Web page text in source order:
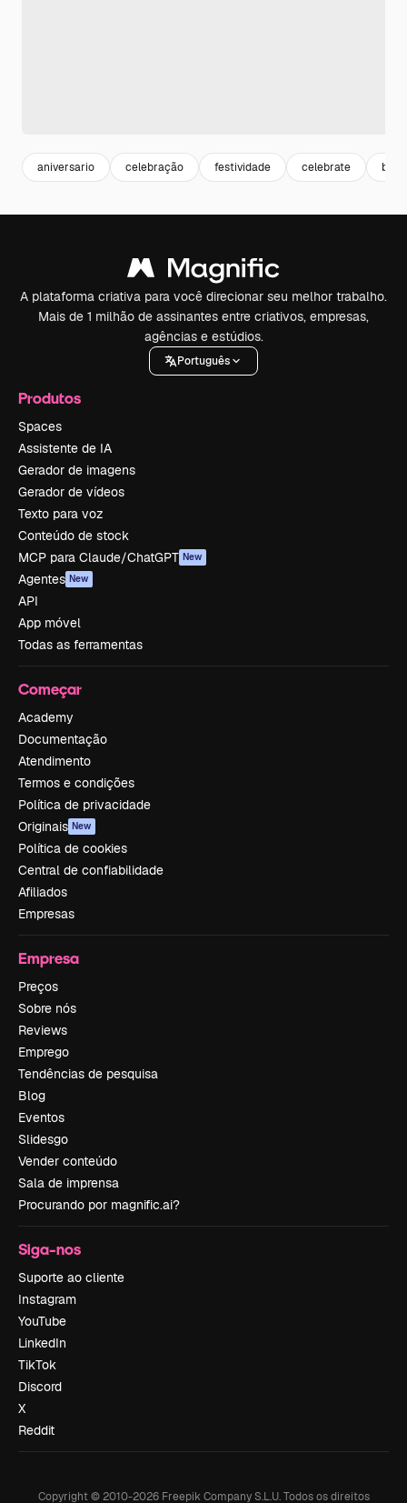
aniversario celebração festividade celebrate
A plataforma criativa para você direcionar seu melhor trabalho.
Mais de 1 milhão de assinantes entre criativos, empresas,
agências e estúdios.
Português
Produtos
Spaces
Assistente de IA
Gerador de imagens
Gerador de vídeos
Texto para voz
Conteúdo de stock
MCP para Claude/ChatGPT New
Agentes New
API
App móvel
Todas as ferramentas
Começar
Academy
Documentação
Atendimento
Termos e condições
Política de privacidade
Originais New
Política de cookies
Central de confiabilidade
Afiliados
Empresas
Empresa
Preços
Sobre nós
Reviews
Emprego
Tendências de pesquisa
Blog
Eventos
Slidesgo
Vender conteúdo
Sala de imprensa
Procurando por magnific.ai?
Siga-nos
Suporte ao cliente
Instagram
YouTube
LinkedIn
TikTok
Discord
X
Reddit
Copyright © 2010-2026Freepik Company S.L.U. Todos os direitos